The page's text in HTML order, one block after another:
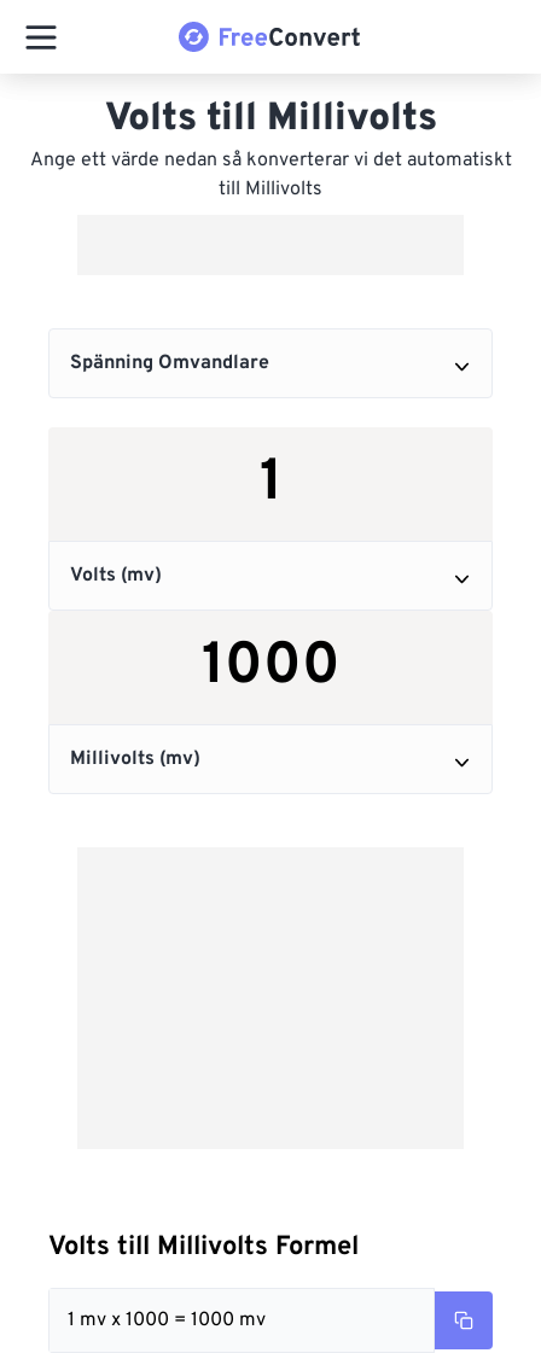
Volts till Millivolts
Ange ett värde nedan så konverterar vi det automatiskt
till Millivolts
Volts till Millivolts Formel
1 mv x 1000 = 1000 mv